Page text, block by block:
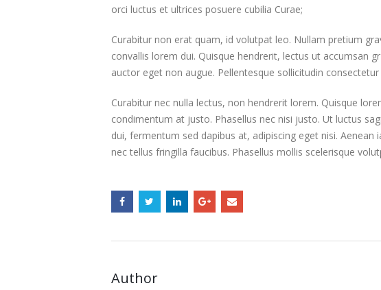
orci luctus et ultrices posuere cubilia Curae;
Curabitur non erat quam, id volutpat leo. Nullam pretium
convallis lorem dui. Quisque hendrerit, lectus ut accumsan
auctor eget non augue. Pellentesque sollicitudin
Curabitur nec nulla lectus, non hendrerit lorem. Quisque
condimentum at justo. Phasellus nec nisi justo. Ut luctus
dui, fermentum sed dapibus at, adipiscing eget nisi.
nec tellus fringilla faucibus. Phasellus mollis scelerisque
Author